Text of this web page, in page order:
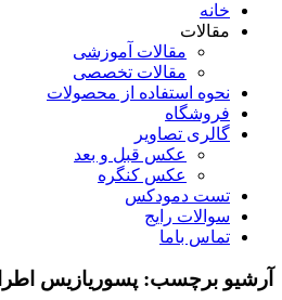
خانه
مقالات
مقالات آموزشی
مقالات تخصصی
نحوه استفاده از محصولات
فروشگاه
گالری تصاویر
عکس قبل و بعد
عکس کنگره
تست دمودکس
سوالات رایج
تماس باما
آرشیو برچسب: پسوریازیس